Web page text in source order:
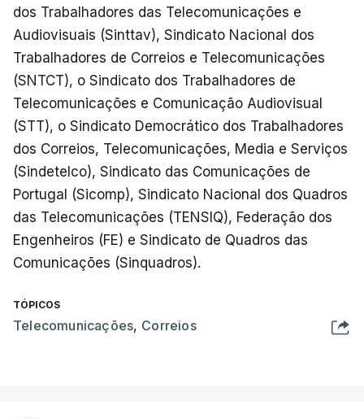
dos Trabalhadores das Telecomunicações e
Audiovisuais (Sinttav), Sindicato Nacional dos
Trabalhadores de Correios e Telecomunicações
(SNTCT), o Sindicato dos Trabalhadores de
Telecomunicações e Comunicação Audiovisual
(STT), o Sindicato Democrático dos Trabalhadores
dos Correios, Telecomunicações, Media e Serviços
(Sindetelco), Sindicato das Comunicações de
Portugal (Sicomp), Sindicato Nacional dos Quadros
das Telecomunicações (TENSIQ), Federação dos
Engenheiros (FE) e Sindicato de Quadros das
Comunicações (Sinquadros).
TÓPICOS
Telecomunicações, Correios